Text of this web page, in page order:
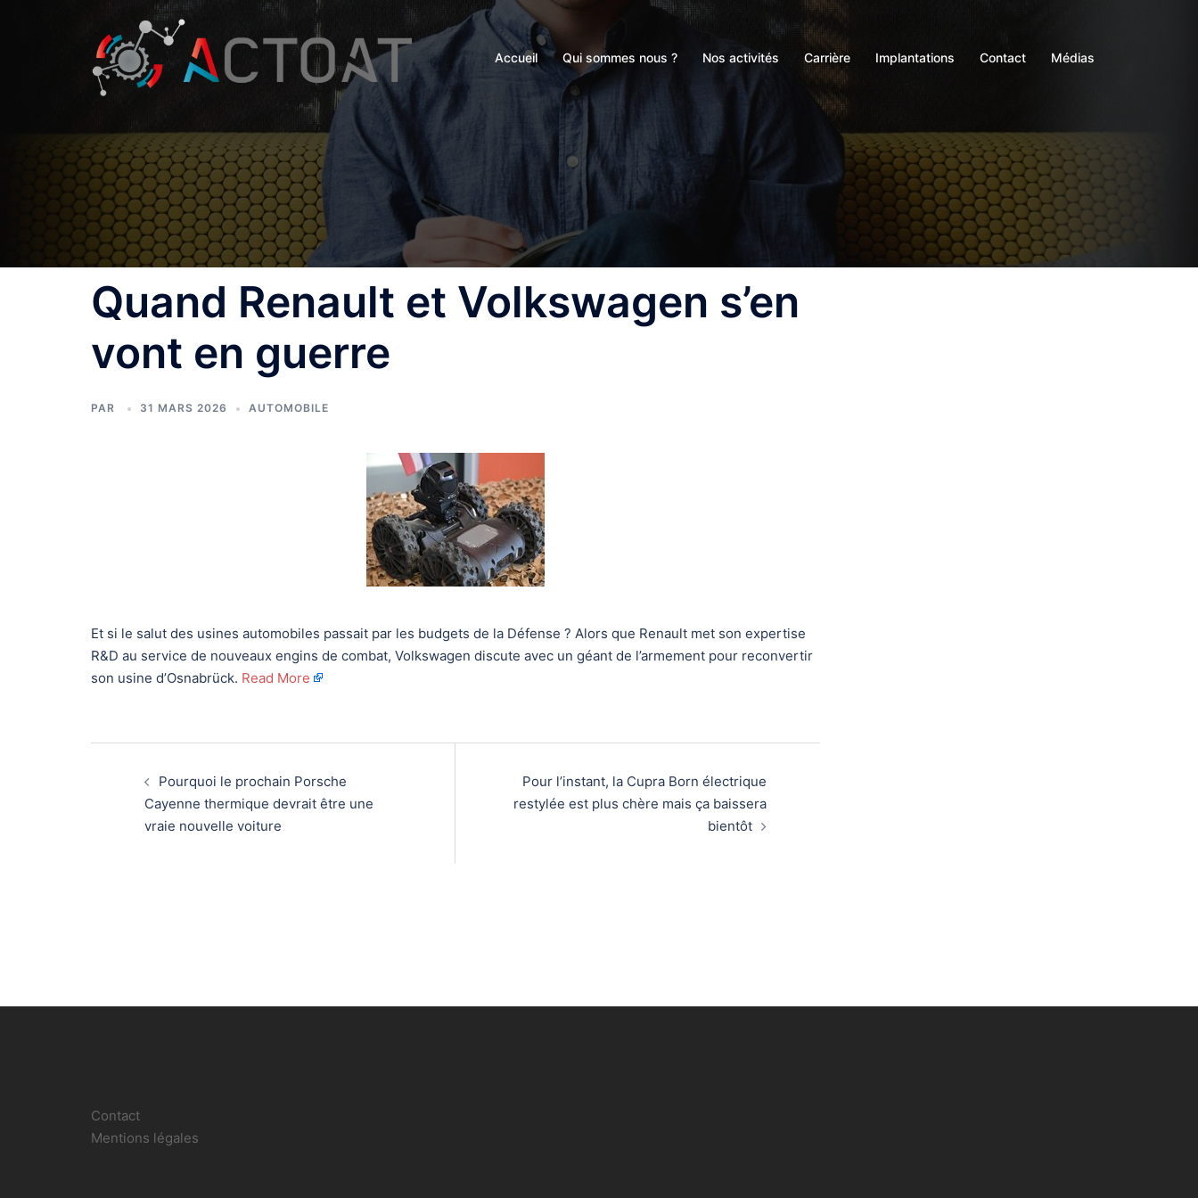
Accueil Qui sommes nous ? Nos activités Carrière Implantations Contact Médias
Quand Renault et Volkswagen s’en
vont en guerre
PAR 31 MARS 2026 AUTOMOBILE
Et si le salut des usines automobiles passait par les budgets de la Défense ? Alors que Renault met son expertise
R&D au service de nouveaux engins de combat, Volkswagen discute avec un géant de l’armement pour reconvertir
son usine d’Osnabrück. Read More
Navigation
d’article
Pourquoi le prochain Porsche
Cayenne thermique devrait être une
vraie nouvelle voiture
Pour l’instant, la Cupra Born électrique
restylée est plus chère mais ça baissera
bientôt
Contact
Mentions légales